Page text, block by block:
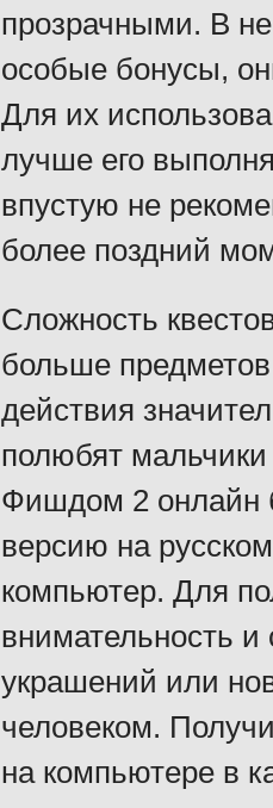
прозрачными. В
особые бонусы,
Для их
лучше его
впустую не
более поздний
Сложность
больше
действия
полюбят мальчики
Фишдом 2 онлайн
версию на
компьютер. Для
внимательность и
украшений или
человеком.
на компьютере в